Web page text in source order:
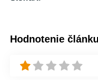
Hodnotenie článku